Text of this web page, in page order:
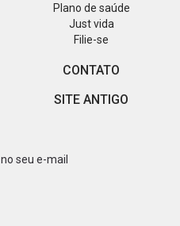
Plano de saúde
Just vida
Filie-se
CONTATO
SITE ANTIGO
seu e-mail